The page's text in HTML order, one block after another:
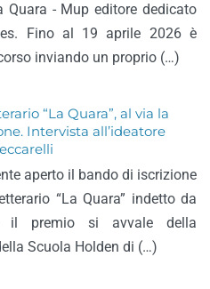
Quara - Mup editore dedicato
Fino al 19 aprile 2026 è
inviando un proprio (…)
“La Quara”, al via la
Intervista all’ideatore
aperto il bando di iscrizione
“La Quara” indetto da
il premio si avvale della
Scuola Holden di (…)